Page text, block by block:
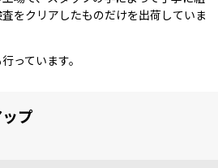
をクリアしたものだけを出荷していま
っています。
プ